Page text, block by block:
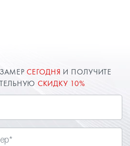
СЕГОДНЯ И ПОЛУЧИТЕ
СКИДКУ 10%